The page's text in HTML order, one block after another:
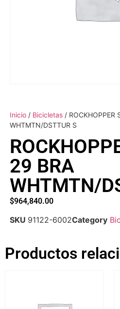
Inicio / Bicicletas / ROCKHOPPER
WHTMTN/DSTTUR S
29 BRA
WHTMTN/
$964,840.00
SKU 91122-6002Category
Productos